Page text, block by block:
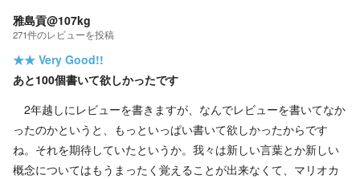
雅島貢@107kg
271件のレビューを投稿
★★ Very Good!!
あと100個書いて欲しかったです
2年越しにレビューを書きますが、なんでレビューを書いてなか
ったのかというと、もっといっぱい書いて欲しかったからです
ね。それを期待していたというか。我々は新しい言葉とか新しい
概念についてはもうまったく覚えることが出来なくて、マリオカ